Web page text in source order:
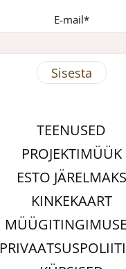
E-mail
TEENUSED
PROJEKTIMÜÜK
ESTO JÄRELMAKS
KINKEKAART